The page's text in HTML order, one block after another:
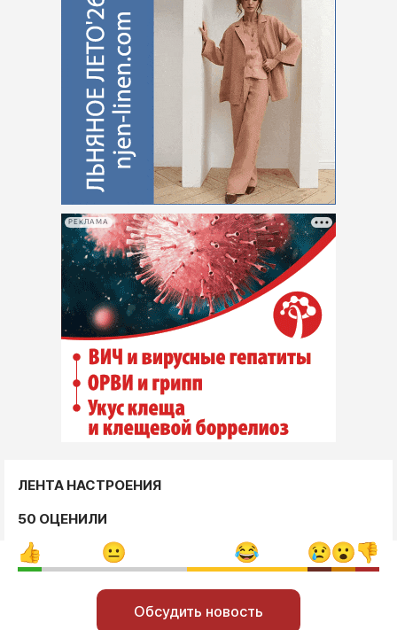
РЕКЛАМА
ЛЕНТА НАСТРОЕНИЯ
50 ОЦЕНИЛИ
Обсудить новость